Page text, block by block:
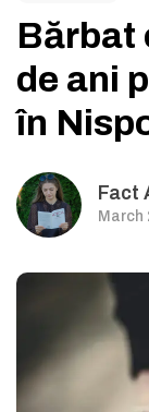
Bărbat
de ani
în
Fact
March